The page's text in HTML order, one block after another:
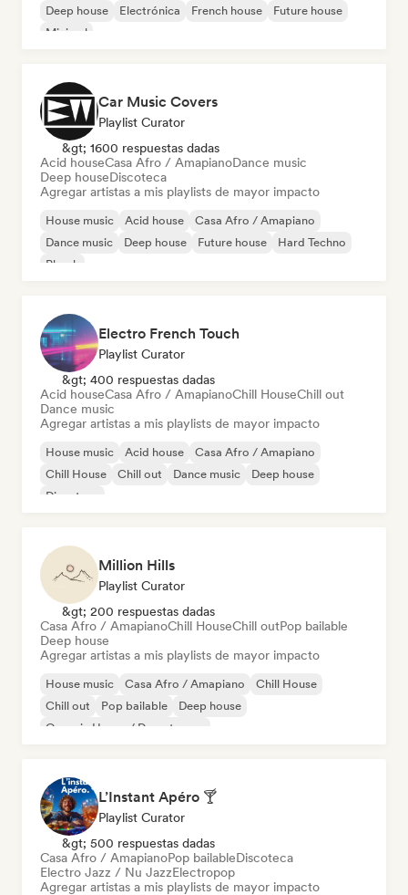
Deep house Electrónica French house
Future house
Minimal
Car Music Covers
Playlist Curator
&gt; 1600 respuestas dadas
Acid houseCasa Afro / AmapianoDance music
Deep houseDiscoteca
Agregar artistas a mis playlists de mayor impacto
House music Acid house
Casa Afro / Amapiano
Dance music
Deep house Future house
Hard Techno
Phonk
Electro French Touch
Playlist Curator
&gt; 400 respuestas dadas
Acid houseCasa Afro / AmapianoChill HouseChill out
Dance music
Agregar artistas a mis playlists de mayor impacto
House music Acid house
Casa Afro / Amapiano
Chill House
Chill out Dance music
Deep house
Discoteca
Million Hills
Playlist Curator
&gt; 200 respuestas dadas
Casa Afro / AmapianoChill HouseChill outPop bailable
Deep house
Agregar artistas a mis playlists de mayor impacto
House music Casa Afro / Amapiano
Chill House
Chill out
Pop bailable
Deep house
Organic House / Downtempo
L’Instant Apéro 🍸
Playlist Curator
&gt; 500 respuestas dadas
Casa Afro / AmapianoPop bailableDiscoteca
Electro Jazz / Nu JazzElectropop
Agregar artistas a mis playlists de mayor impacto